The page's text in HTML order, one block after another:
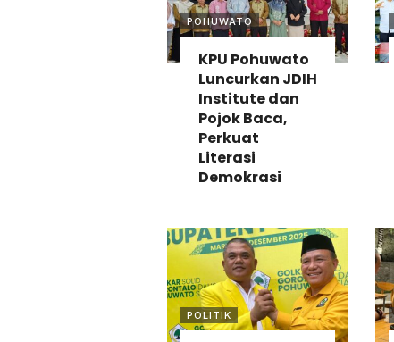
POHUWATO
KPU Pohuwato
Luncurkan JDIH
Institute dan
Pojok Baca,
Perkuat
Literasi
Demokrasi
POLITIK